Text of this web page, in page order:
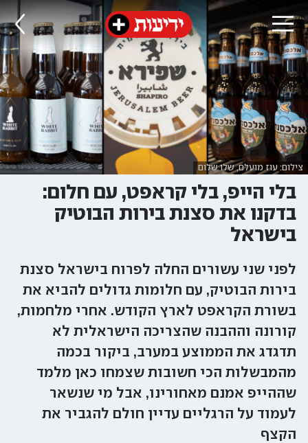
צילום: עוז מועלם, שלו שלום
בלי הייפ, בלי קראפט, עם חלום:
בדקנו את סצנת בירות הבוטיק
בישראל
לפני שני עשורים החלה לפרוח בישראל סצנת
בירות הבוטיק, עם חלומות גדולים להביא את
בשורת הקראפט לארץ הקודש. אחרי מלחמות,
קורונה וההבנה שהצריכה הישראלית לא
תדגדג את הממוצע במערב, ביקור בכמה
מהמבשלות הכי חשובות שצמחו כאן מלמד
שההייפ אמנם מאחורינו, אבל מי שנשאר
לעמוד על הרגליים עדיין חולם להגביר את
הקצף